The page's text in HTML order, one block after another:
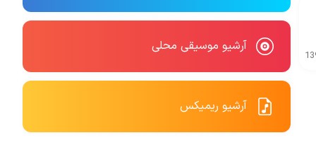
آرشیو موسیقی محلی
آرشیو ریمیکس